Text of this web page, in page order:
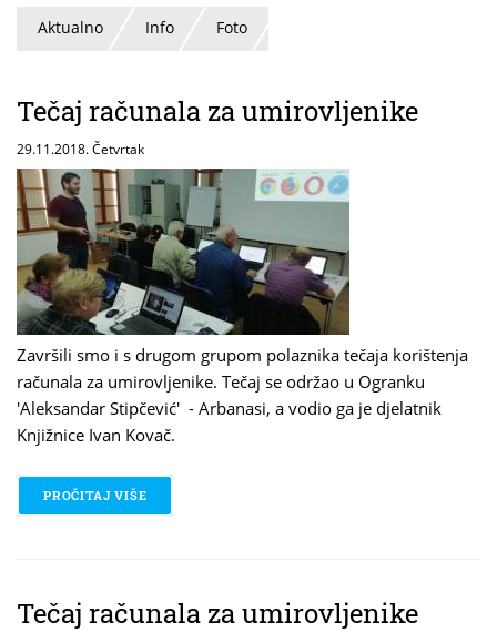
Aktualno Info Foto
Tečaj računala za umirovljenike
29.11.2018. Četvrtak
Završili smo i s drugom grupom polaznika tečaja korištenja
računala za umirovljenike. Tečaj se održao u Ogranku
'Aleksandar Stipčević' - Arbanasi, a vodio ga je djelatnik
Knjižnice Ivan Kovač.
PROČITAJ VIŠE
Tečaj računala za umirovljenike